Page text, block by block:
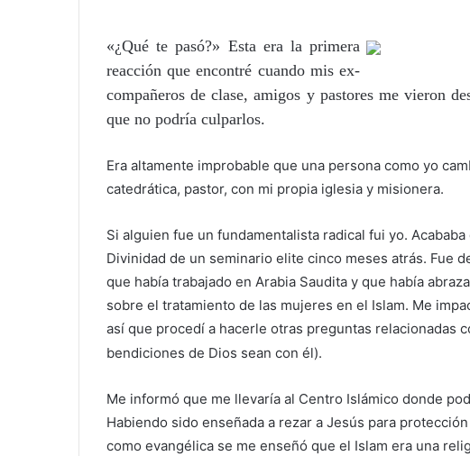
«¿Qué te pasó?» Esta era la primera
reacción que encontré cuando mis ex-
compañeros de clase, amigos y pastores me vieron
que no podría culparlos.
Era altamente improbable que una persona como yo
catedrática, pastor, con mi propia iglesia y misionera.
Si alguien fue un fundamentalista radical fui yo.
Divinidad de un seminario elite cinco meses atrás. Fue
que había trabajado en Arabia Saudita y que había
sobre el tratamiento de las mujeres en el Islam. Me
así que procedí a hacerle otras preguntas relacionadas
bendiciones de Dios sean con él).
Me informó que me llevaría al Centro Islámico donde
Habiendo sido enseñada a rezar a Jesús para
como evangélica se me enseñó que el Islam era una